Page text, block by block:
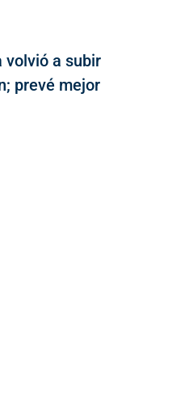
volvió a subir
prevé mejor